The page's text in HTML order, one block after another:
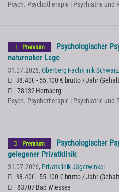
Psych. Psychotherapie | Psychiatrie und
Premium
Psychologischer
naturnaher Lage
31.07.2026, Oberberg Fachklinik
38.400 - 55.100 € brutto / Jahr (
78132 Hornberg
Psych. Psychotherapie | Psychiatrie und
Premium
Psychologischer
gelegener Privatklinik
31.07.2026, Privatklinik Jägerwinkel
38.400 - 55.100 € brutto / Jahr (
83707 Bad Wiessee